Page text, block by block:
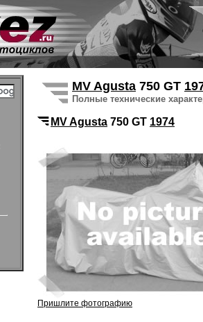
MV Agusta 750 GT
Полные технические
MV Agusta 750 GT 1974
Пришлите фотографию